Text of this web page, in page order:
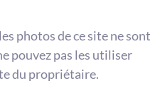
photos de ce site ne sont
pouvez pas les utiliser
du propriétaire.